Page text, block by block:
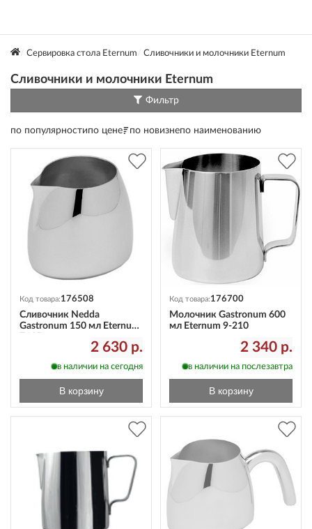
Сервировка стола Eternum Сливочники и молочники Eternum
Сливочники и молочники Eternum
Фильтр
по популярностипо цене по новизнепо наименованию
Код товара:176508
Сливочник Nedda
Gastronum 150 мл Eternum
2 630 р.
в наличии на сегодня
В корзину
Код товара:176700
Молочник Gastronum 600
мл Eternum 9-210
2 340 р.
в наличии на послезавтра
В корзину